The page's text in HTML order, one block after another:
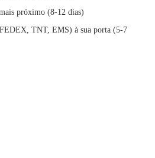
próximo (8-12 dias)
TNT, EMS) à sua porta (5-7